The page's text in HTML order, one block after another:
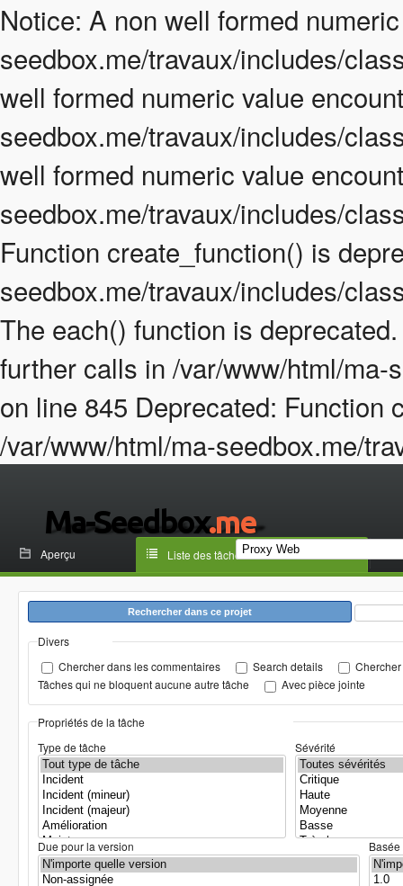
Notice: A non well formed
seedbox.me/travaux/includes/
well formed numeric value
seedbox.me/travaux/includes/
well formed numeric value
seedbox.me/travaux/includes/
Function create_function() is
seedbox.me/travaux/includes/
The each() function is
further calls in /var/www/html/ma-
on line 845 Deprecated: Function
/var/www/html/ma-seedbox.me/
Aperçu Liste des tâches
Rechercher dans ce projet
Divers
Chercher dans les commentaires
Search details
Tâches qui ne bloquent aucune autre tâche
Avec pièce jointe
Propriétés de la tâche
Type de tâche
Sévérité
Due pour la version